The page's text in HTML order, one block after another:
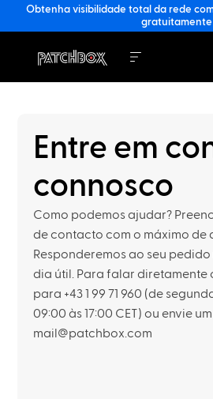
Obtenha visibilidade total da rede
gratuitamente
Entre em
connosco
Como podemos ajudar?
de contacto com o máximo de
Responderemos ao seu
dia útil. Para falar diretamente
para +43 1 99 71 960 (de
09:00 às 17:00 CET) ou envie
mail@patchbox.com